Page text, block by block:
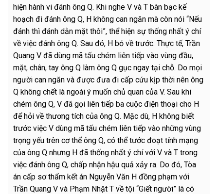
hiện hành vi đánh ông Q. Khi nghe V và T bàn bạc kế
hoạch đi đánh ông Q, H không can ngăn mà còn nói “Nếu
đánh thì đánh dằn mặt thôi”, thể hiện sự thống nhất ý chí
về việc đánh ông Q. Sau đó, H bỏ về trước. Thực tế, Trần
Quang V đã dùng mã tấu chém liên tiếp vào vùng đầu,
mặt, chân, tay ông Q làm ông Q gục ngay tại chỗ. Do mọi
người can ngăn và được đưa đi cấp cứu kịp thời nên ông
Q không chết là ngoài ý muốn chủ quan của V. Sau khi
chém ông Q, V đã gọi liên tiếp ba cuộc điện thoại cho H
để hỏi về thương tích của ông Q. Mặc dù, H không biết
trước việc V dùng mã tấu chém liên tiếp vào những vùng
trọng yếu trên cơ thể ông Q, có thể tước đoạt tính mạng
của ông Q nhưng H đã thống nhất ý chí với V và T trong
việc đánh ông Q, chấp nhận hậu quả xảy ra. Do đó, Tòa
án cấp sơ thẩm kết án Nguyễn Văn H đồng phạm với
Trần Quang V và Phạm Nhật T về tội “Giết người” là có